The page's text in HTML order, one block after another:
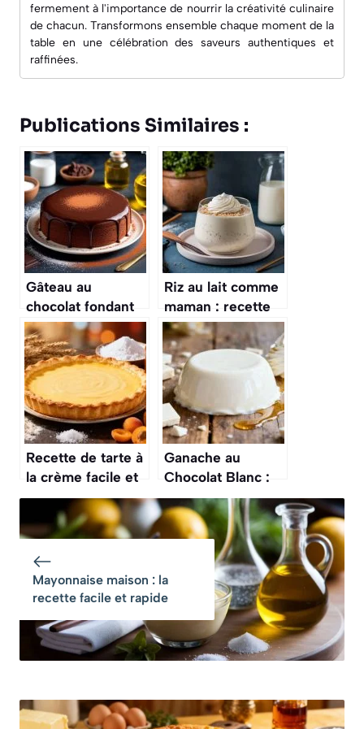
fermement à l'importance de nourrir la créativité culinaire
de chacun. Transformons ensemble chaque moment de la
table en une célébration des saveurs authentiques et
raffinées.
Publications Similaires :
Gâteau au
chocolat fondant
rapide : recette
facile et délicieuse
Riz au lait comme
maman : recette
facile et délicieuse
Recette de tarte à
la crème facile et
délicieuse
Ganache au
Chocolat Blanc :
recette Facile et
Délicieuse
Mayonnaise maison : la
recette facile et rapide